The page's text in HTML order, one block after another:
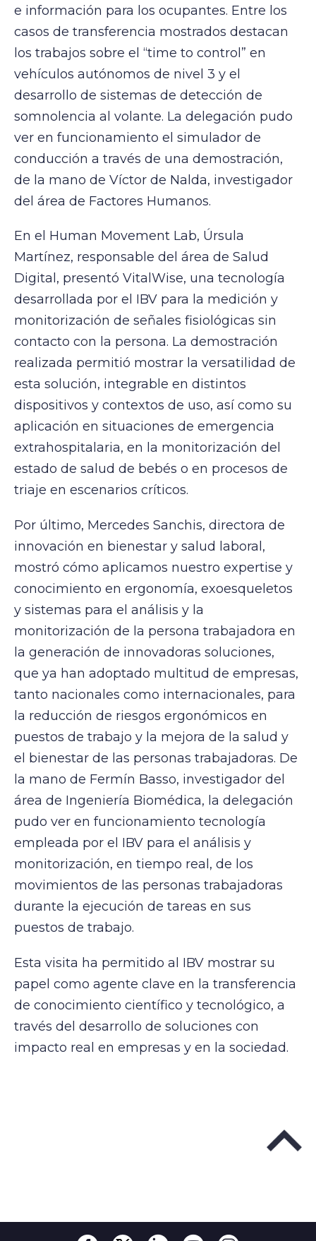
e información para los ocupantes. Entre los
casos de transferencia mostrados destacan
los trabajos sobre el “time to control” en
vehículos autónomos de nivel 3 y el
desarrollo de sistemas de detección de
somnolencia al volante. La delegación pudo
ver en funcionamiento el simulador de
conducción a través de una demostración,
de la mano de Víctor de Nalda, investigador
del área de Factores Humanos.
En el Human Movement Lab, Úrsula
Martínez, responsable del área de Salud
Digital, presentó VitalWise, una tecnología
desarrollada por el IBV para la medición y
monitorización de señales fisiológicas sin
contacto con la persona. La demostración
realizada permitió mostrar la versatilidad de
esta solución, integrable en distintos
dispositivos y contextos de uso, así como su
aplicación en situaciones de emergencia
extrahospitalaria, en la monitorización del
estado de salud de bebés o en procesos de
triaje en escenarios críticos.
Por último, Mercedes Sanchis, directora de
innovación en bienestar y salud laboral,
mostró cómo aplicamos nuestro expertise y
conocimiento en ergonomía, exoesqueletos
y sistemas para el análisis y la
monitorización de la persona trabajadora en
la generación de innovadoras soluciones,
que ya han adoptado multitud de empresas,
tanto nacionales como internacionales, para
la reducción de riesgos ergonómicos en
puestos de trabajo y la mejora de la salud y
el bienestar de las personas trabajadoras. De
la mano de Fermín Basso, investigador del
área de Ingeniería Biomédica, la delegación
pudo ver en funcionamiento tecnología
empleada por el IBV para el análisis y
monitorización, en tiempo real, de los
movimientos de las personas trabajadoras
durante la ejecución de tareas en sus
puestos de trabajo.
Esta visita ha permitido al IBV mostrar su
papel como agente clave en la transferencia
de conocimiento científico y tecnológico, a
través del desarrollo de soluciones con
impacto real en empresas y en la sociedad.